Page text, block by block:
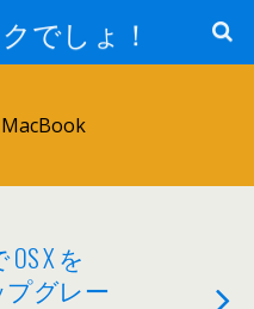
でしょ！
MacBook
X を
プグレー